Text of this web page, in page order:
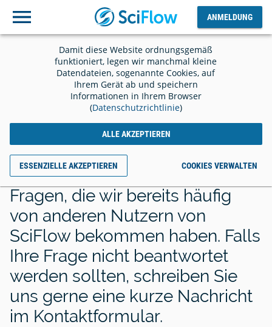
Damit diese Website ordnungsgemäß
funktioniert, legen wir manchmal kleine
Datendateien, sogenannte Cookies, auf
Ihrem Gerät ab und speichern
Informationen in Ihrem Browser
(Datenschutzrichtlinie)
ALLE AKZEPTIEREN
ESSENZIELLE AKZEPTIEREN COOKIES VERWALTEN
ANMELDUNG
ANMELDUNG
Ausloggen
Frequently Asked
Questions
Hier finden Sie Antworten auf
Fragen, die wir bereits häufig
von anderen Nutzern von
SciFlow bekommen haben. Falls
Ihre Frage nicht beantwortet
werden sollten, schreiben Sie
uns gerne eine kurze Nachricht
im Kontaktformular.